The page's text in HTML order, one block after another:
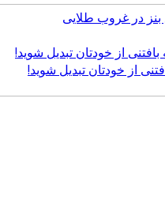
در غروب طلایی
از خودتان تبدیل شوید!